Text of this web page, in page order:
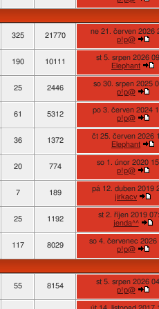
325 21770
ne 21. červen 2026
p!p@
190 10111
st 5. srpen 2026
Elephant
25 2446
so 30. srpen 2025
p!p@
61 5312
po 3. červen 2024
p!p@
36 1372
čt 25. červen 2026
Elephant
20 774
so 1. únor 2020
p!p@
7 189
pá 12. duben 2019
jirkacv
25 1192
st 2. říjen 2019
jenda^^
117 8029
so 4. červenec 2026
p!p@
55 8154
st 5. srpen 2026
p!p@